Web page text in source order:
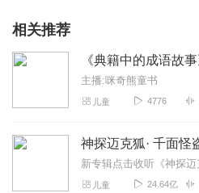
相关推荐
《典籍中的成语故
主播:咪奇熊童书
儿童 4776
儿童 24.64亿